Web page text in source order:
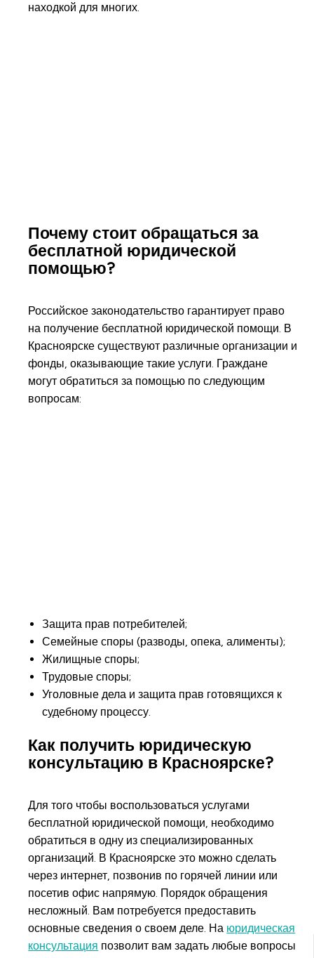
находкой для многих.
Почему стоит обращаться за
бесплатной юридической
помощью?
Российское законодательство гарантирует право
на получение бесплатной юридической помощи. В
Красноярске существуют различные организации и
фонды, оказывающие такие услуги. Граждане
могут обратиться за помощью по следующим
вопросам:
Защита прав потребителей;
Семейные споры (разводы, опека, алименты);
Жилищные споры;
Трудовые споры;
Уголовные дела и защита прав готовящихся к
судебному процессу.
Как получить юридическую
консультацию в Красноярске?
Для того чтобы воспользоваться услугами
бесплатной юридической помощи, необходимо
обратиться в одну из специализированных
организаций. В Красноярске это можно сделать
через интернет, позвонив по горячей линии или
посетив офис напрямую. Порядок обращения
несложный. Вам потребуется предоставить
основные сведения о своем деле. На юридическая
консультация позволит вам задать любые вопросы